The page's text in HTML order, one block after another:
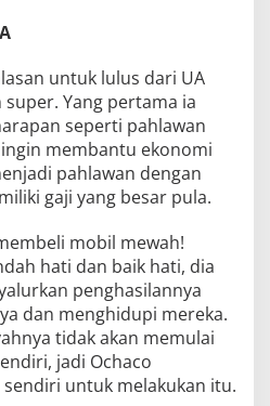
untuk lulus dari UA
Yang pertama ia
seperti pahlawan
membantu ekonomi
pahlawan dengan
gaji yang besar pula.
mobil mewah!
hati dan baik hati, dia
penghasilannya
dan menghidupi mereka.
tidak akan memulai
jadi Ochaco
untuk melakukan itu.